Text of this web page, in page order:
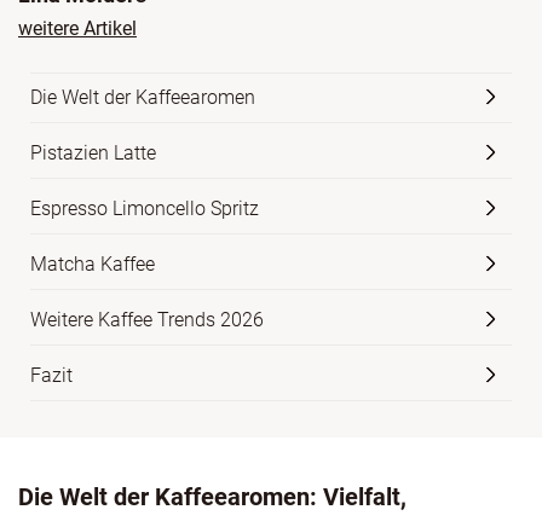
weitere Artikel
Die Welt der Kaffeearomen
Pistazien Latte
Espresso Limoncello Spritz
Matcha Kaffee
Weitere Kaffee Trends 2026
Fazit
Die Welt der Kaffeearomen: Vielfalt,